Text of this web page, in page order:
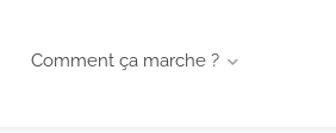
Comment ça marche ?